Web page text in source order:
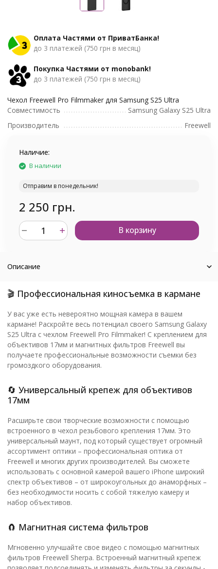
Оплата Частями от ПриватБанка!
до 3 платежей (750 грн в месяц)
Покупка Частями от monobank!
до 3 платежей (750 грн в месяц)
Чехол Freewell Pro Filmmaker для Samsung S25 Ultra
Совместимость
Samsung Galaxy S25 Ultra
Производитель
Freewell
Наличие:
В наличии
Отправим в понедельник!
2 250 грн.
В корзину
Описание
🎬 Профессиональная киносъемка в кармане
У вас уже есть невероятно мощная камера в вашем
кармане! Раскройте весь потенциал своего Samsung Galaxy
S25 Ultra с чехлом Freewell Pro Filmmaker! С креплением для
объективов 17мм и магнитных фильтров Freewell вы
получаете профессиональные возможности съемки без
громоздкого оборудования.
🔄 Универсальный крепеж для объективов
17мм
Расширьте свои творческие возможности с помощью
встроенного в чехол резьбового крепления 17мм. Это
универсальный маунт, под который существует огромный
ассортимент оптики – профессиональная оптика от
Freewell и многих других производителей. Вы сможете
использовать с основной камерой вашего iPhone широкий
спектр объективов – от широкоугольных до анаморфных –
без необходимости носить с собой тяжелую камеру и
набор объективов.
🧲 Магнитная система фильтров
Мгновенно улучшайте свое видео с помощью магнитных
фильтров Freewell Sherpa. Встроенный магнитный крепеж